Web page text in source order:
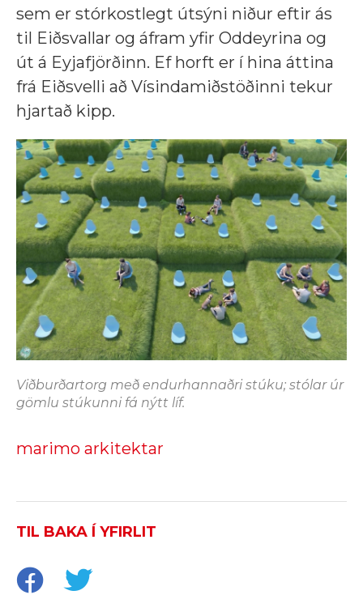
sem er stórkostlegt útsýni niður eftir ás
til Eiðsvallar og áfram yfir Oddeyrina og
út á Eyjafjörðinn. Ef horft er í hina áttina
frá Eiðsvelli að Vísindamiðstöðinni tekur
hjartað kipp.
Viðburðartorg með endurhannaðri stúku; stólar úr
gömlu stúkunni fá nýtt líf.
marimo arkitektar
TIL BAKA Í YFIRLIT